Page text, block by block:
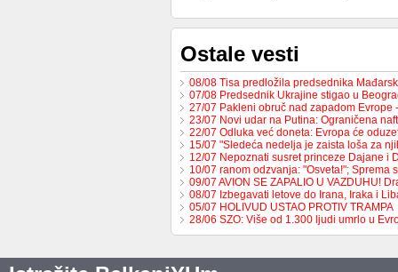
Ostale vesti
08/08 Tisa predložila predsednika
07/08 Predsednik Ukrajine stigao u
27/07 Pakleni obruč nad zapadom Evrope
23/07 Novi udar na Putina: Ograničena
22/07 Odluka već doneta: Evropa će
15/07 "Sledeća nedelja je zaista loša za
12/07 Nepoznati susret princeze Dajane i
10/07 ranom odzvanja: "Osveta!"; Sprema
09/07 AVION SE ZAPALIO U VAZDUHU!
08/07 Izbegavati letove do Irana, Iraka i
05/07 HOLIVUD USTAO PROTIV TRAMPA
28/06 SZO: Više od 1.300 ljudi umrlo u